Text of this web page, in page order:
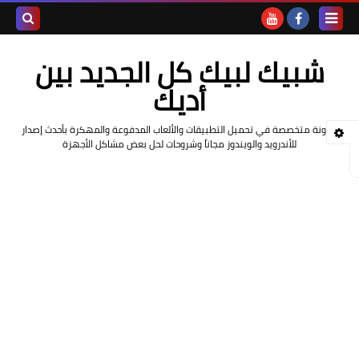
المدونةشبيك لبيك كل الجديد بين
أديك
مدونة متخصصة في تحميل التطبيقات والألعاب المدفوعة والمهكرة بأحدث إصدار
للأندرويد والويندوز مجاناً وشروحات لحل بعض مشاكل الأجهزة